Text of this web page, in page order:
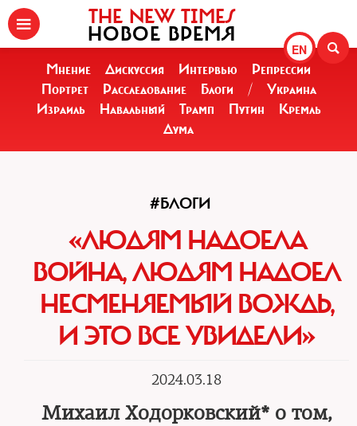
EN
THE NEW TIMES
НОВОЕ ВРЕМЯ
Мнение Дискуссия Интервью
Репрессии
Портрет
Расследование Блоги /
Украина
Израиль
Навальный Трамп Путин
Кремль
Дума
#БЛОГИ
«ЛЮДЯМ НАДОЕЛА
ВОЙНА, ЛЮДЯМ НАДОЕЛ
НЕСМЕНЯЕМЫЙ ВОЖДЬ,
И ЭТО ВСЕ УВИДЕЛИ»
2024.03.18
Михаил Ходорковский* о том,